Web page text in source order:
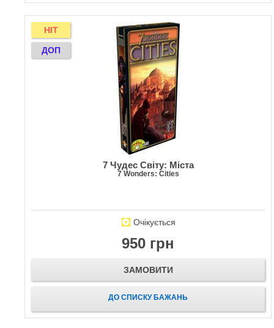
HIT
ДОП
7 Чудес Світу: Міста
7 Wonders: Cities
Очікується
950 грн
ЗАМОВИТИ
ДО СПИСКУ БАЖАНЬ